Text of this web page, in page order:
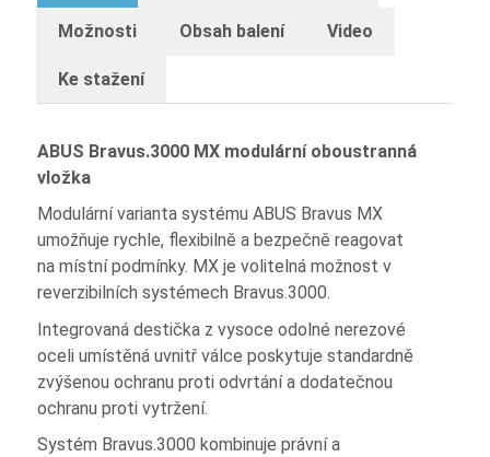
Možnosti Obsah balení Video
Ke stažení
ABUS Bravus.3000 MX modulární oboustranná
vložka
Modulární varianta systému ABUS Bravus MX
umožňuje rychle, flexibilně a bezpečně reagovat
na místní podmínky. MX je volitelná možnost v
reverzibilních systémech Bravus.3000.
Integrovaná destička z vysoce odolné nerezové
oceli umístěná uvnitř válce poskytuje standardně
zvýšenou ochranu proti odvrtání a dodatečnou
ochranu proti vytržení.
Systém Bravus.3000 kombinuje právní a